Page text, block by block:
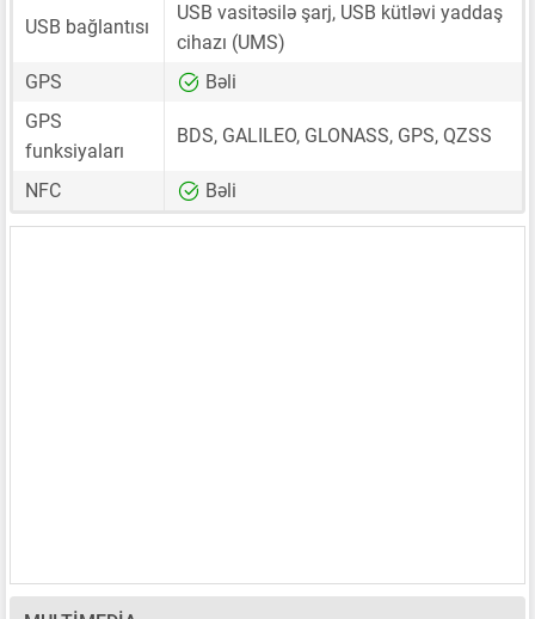
USB bağlantısı
USB vasitəsilə şarj, USB kütləvi yaddaş
cihazı (UMS)
GPS
Bəli
GPS
funksiyaları
BDS, GALILEO, GLONASS, GPS, QZSS
NFC Bəli